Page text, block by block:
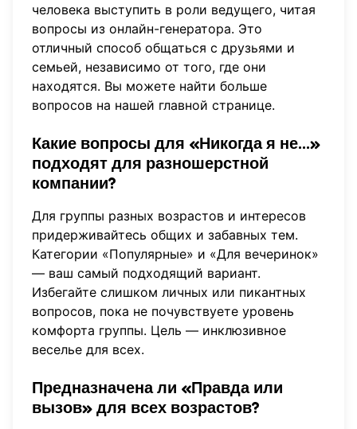
человека выступить в роли ведущего, читая
вопросы из онлайн-генератора. Это
отличный способ общаться с друзьями и
семьей, независимо от того, где они
находятся. Вы можете найти больше
вопросов на нашей главной странице.
Какие вопросы для «Никогда я не...»
подходят для разношерстной
компании?
Для группы разных возрастов и интересов
придерживайтесь общих и забавных тем.
Категории «Популярные» и «Для вечеринок»
— ваш самый подходящий вариант.
Избегайте слишком личных или пикантных
вопросов, пока не почувствуете уровень
комфорта группы. Цель — инклюзивное
веселье для всех.
Предназначена ли «Правда или
вызов» для всех возрастов?